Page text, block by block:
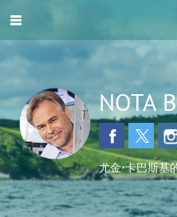
NOTA
尤金•卡巴斯基